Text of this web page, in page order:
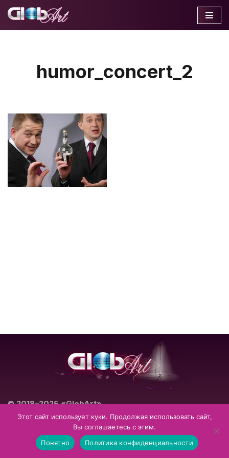
humor_concert_2
© 2018–2025 «GlobArt»
Театрально-концертное агентство
Impressum
Datenschutzerklärung
Allgemeine Geschäftsbedingungen
Этот сайт использует куки. Продолжая использовать сайт,
Вы соглашаетесь с этим.
Понятно
Политика конфиденциальности